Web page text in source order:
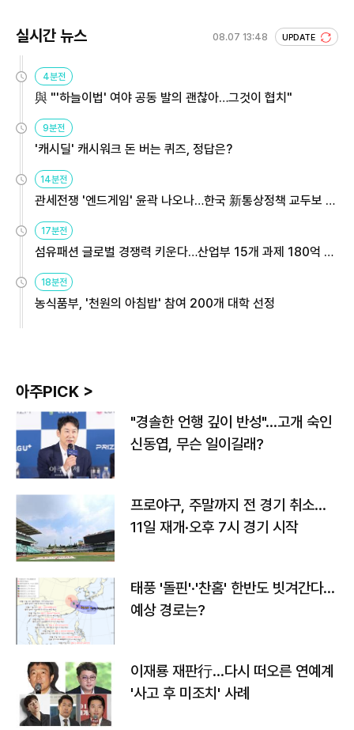
실시간 뉴스 08.07 13:48 UPDATE
4분전
與 "'하늘이법' 여야 공동 발의 괜찮아…그것이 협치"
9분전
'캐시딜' 캐시워크 돈 버는 퀴즈, 정답은?
14분전
관세전쟁 '엔드게임' 윤곽 나오나…한국 新통상정책 교두보 활
용해야
17분전
섬유패션 글로벌 경쟁력 키운다…산업부 15개 과제 180억 지
원
18분전
농식품부, '천원의 아침밥' 참여 200개 대학 선정
아주PICK >
"경솔한 언행 깊이 반성"…고개 숙인
신동엽, 무슨 일이길래?
프로야구, 주말까지 전 경기 취소…
11일 재개·오후 7시 경기 시작
태풍 '돌핀'·'찬홈' 한반도 빗겨간다…
예상 경로는?
이재룡 재판行…다시 떠오른 연예계
'사고 후 미조치' 사례